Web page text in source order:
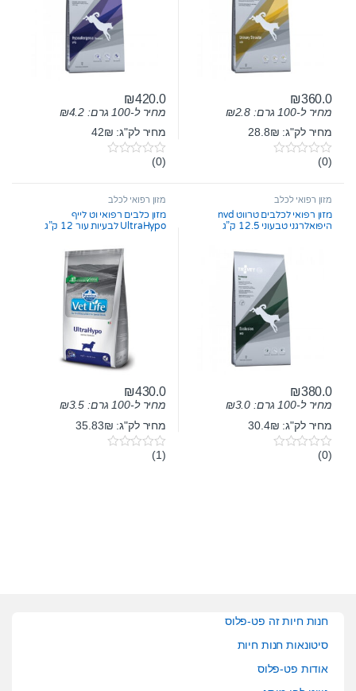
₪360.0
מחיר ל-100 גרם: ₪2.8
מחיר לק"ג: 28.8₪
0
t
f
5
(0)
₪420.0
מחיר ל-100 גרם: ₪4.2
מחיר לק"ג: 42₪
0
t
f
5
(0)
מזון רפואי לכלב
מזון רפואי לכלבים טרווט nvd
היפואלרגני טבעוני 12.5 ק”ג
₪380.0
מחיר ל-100 גרם: ₪3.0
מחיר לק"ג: 30.4₪
0(0)
מזון רפואי לכלב
מזון כלבים רפואי וט לייף
UltraHypo לבעיות עור 12 ק”ג
₪430.0
מחיר ל-100 גרם: ₪3.5
מחיר לק"ג: 35.83₪
0(1)
חנות חיות זה פט-פלוס
סיטונאות חנות חיות
אודות פט-פלוס